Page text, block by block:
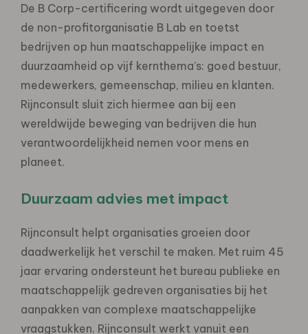
De B Corp-certificering wordt uitgegeven door
de non-profitorganisatie B Lab en toetst
bedrijven op hun maatschappelijke impact en
duurzaamheid op vijf kernthema’s: goed bestuur,
medewerkers, gemeenschap, milieu en klanten.
Rijnconsult sluit zich hiermee aan bij een
wereldwijde beweging van bedrijven die hun
verantwoordelijkheid nemen voor mens en
planeet.
Duurzaam advies met impact
Rijnconsult helpt organisaties groeien door
daadwerkelijk het verschil te maken. Met ruim 45
jaar ervaring ondersteunt het bureau publieke en
maatschappelijk gedreven organisaties bij het
aanpakken van complexe maatschappelijke
vraagstukken. Rijnconsult werkt vanuit een